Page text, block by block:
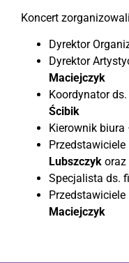
Koncert
Dyrektor
Dyrektor
Maciejczyk
Koordynator
Ścibik
Kierownik biura
Lubszczyk oraz
Specjalista ds.
Maciejczyk